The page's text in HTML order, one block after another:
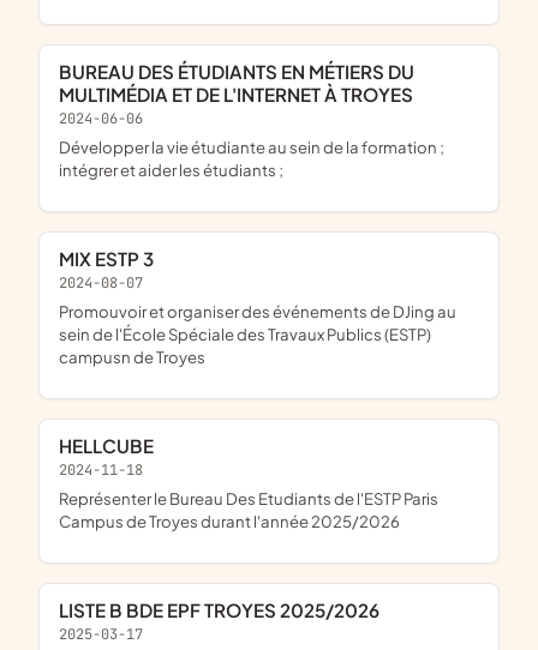
BUREAU DES ÉTUDIANTS EN MÉTIERS DU
MULTIMÉDIA ET DE L'INTERNET À TROYES
2024-06-06
développer la vie étudiante au sein de la formation ;
intégrer et aider les étudiants ;
MIX ESTP 3
2024-08-07
promouvoir et organiser des événements de DJing au
sein de l'École Spéciale des Travaux Publics (ESTP)
campusn de Troyes
HELLCUBE
2024-11-18
représenter le Bureau Des Etudiants de l'ESTP Paris
Campus de Troyes durant l'année 2025/2026
LISTE B BDE EPF TROYES 2025/2026
2025-03-17